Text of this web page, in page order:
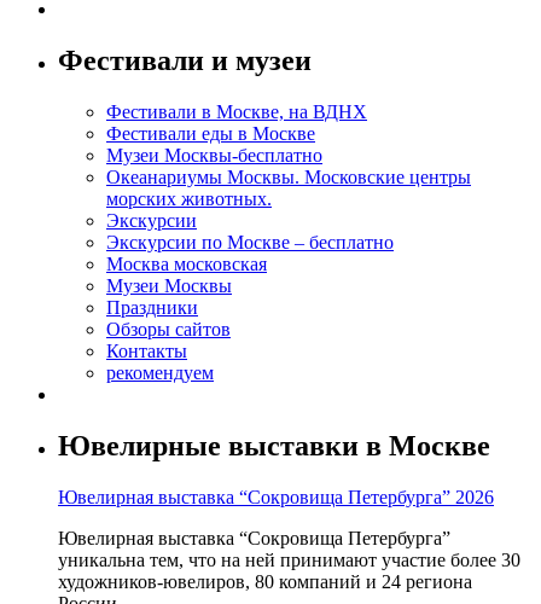
Фестивали и музеи
Фестивали в Москве, на ВДНХ
Фестивали еды в Москве
Музеи Москвы-бесплатно
Океанариумы Москвы. Московские центры
морских животных.
Экскурсии
Экскурсии по Москве – бесплатно
Москва московская
Музеи Москвы
Праздники
Обзоры сайтов
Контакты
рекомендуем
Ювелирные выставки в Москве
Ювелирная выставка “Сокровища Петербурга” 2026
Ювелирная выставка “Сокровища Петербурга”
уникальна тем, что на ней принимают участие более 30
художников-ювелиров, 80 компаний и 24 региона